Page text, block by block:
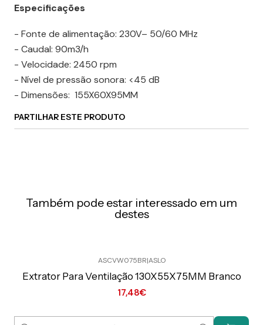
Especificações
- Fonte de alimentação: 230V– 50/60 MHz
- Caudal: 90m3/h
- Velocidade: 2450 rpm
- Nível de pressão sonora: <45 dB
- Dimensões: 155X60X95MM
PARTILHAR ESTE PRODUTO
Também pode estar interessado em um
destes
ASCVW075BR|ASLO
Extrator Para Ventilação 130X55X75MM Branco
17,48€